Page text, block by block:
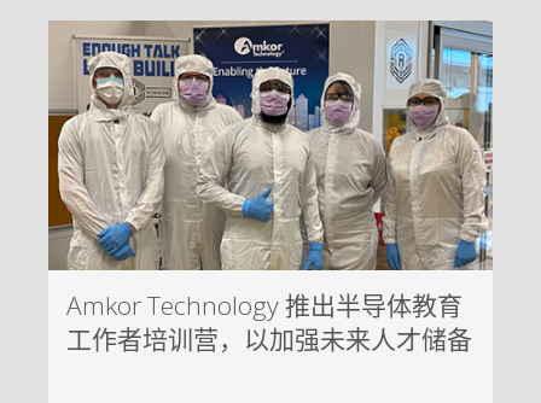
Amkor Technology 推出半导体教育
工作者培训营，以加强未来人才储备